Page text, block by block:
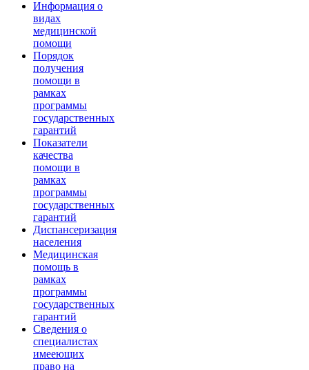
Информация о
видах
медицинской
помощи
Порядок
получения
помощи в
рамках
программы
государственных
гарантий
Показатели
качества
помощи в
рамках
программы
государственных
гарантий
Диспансеризация
населения
Медицинская
помощь в
рамках
программы
государственных
гарантий
Сведения о
специалистах
имееющих
право на